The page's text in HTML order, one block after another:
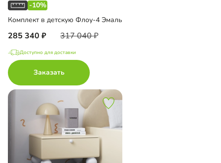
-10%
Комплект в детскую Флоу-4 Эмаль
285 340 317 040
Доступно для доставки
Заказать